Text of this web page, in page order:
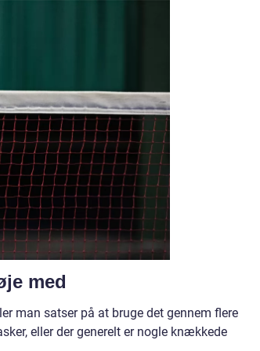
med
man satser på at bruge det gennem flere
eller der generelt er nogle knækkede